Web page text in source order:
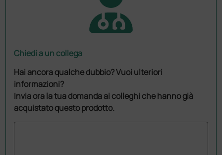
Chiedi a un collega
Hai ancora qualche dubbio? Vuoi ulteriori
informazioni?
Invia ora la tua domanda ai colleghi che hanno già
acquistato questo prodotto.